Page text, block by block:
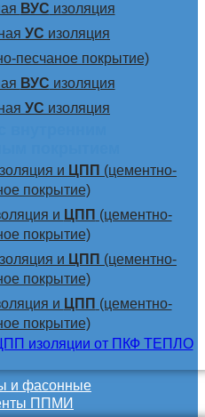
ВУС изоляция
УС изоляция
песчаное покрытие)
ВУС изоляция
УС изоляция
и ЦПП (цементно-
покрытие)
и ЦПП (цементно-
покрытие)
и ЦПП (цементно-
покрытие)
и ЦПП (цементно-
покрытие)
и фасонные
ППМИ